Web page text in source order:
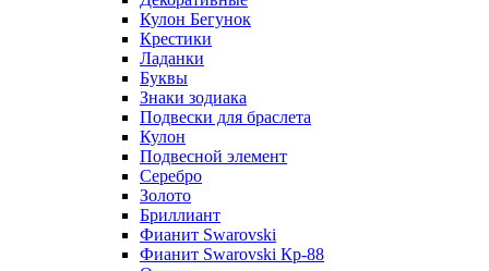
Кулон Бегунок
Крестики
Ладанки
Буквы
Знаки зодиака
Подвески для браслета
Кулон
Подвесной элемент
Серебро
Золото
Бриллиант
Фианит Swarovski
Фианит Swarovski Кр-88